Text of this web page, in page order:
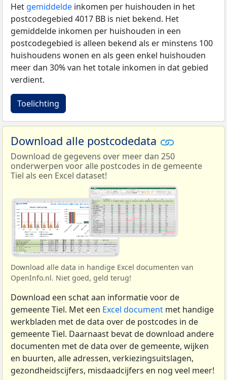
Het gemiddelde inkomen per huishouden in het
postcodegebied 4017 BB is niet bekend. Het
gemiddelde inkomen per huishouden in een
postcodegebied is alleen bekend als er minstens 100
huishoudens wonen en als geen enkel huishouden
meer dan 30% van het totale inkomen in dat gebied
verdient.
Toelichting
Download alle postcodedata
Download de gegevens over meer dan 250
onderwerpen voor alle postcodes in de gemeente
Tiel als een Excel dataset!
Download alle data in handige Excel documenten van
OpenInfo.nl. Niet goed, geld terug!
Download een schat aan informatie voor de
gemeente Tiel. Met een Excel document met handige
werkbladen met de data over de postcodes in de
gemeente Tiel. Daarnaast bevat de download andere
documenten met de data over de gemeente, wijken
en buurten, alle adressen, verkiezingsuitslagen,
gezondheidscijfers, misdaadcijfers en nog veel meer!